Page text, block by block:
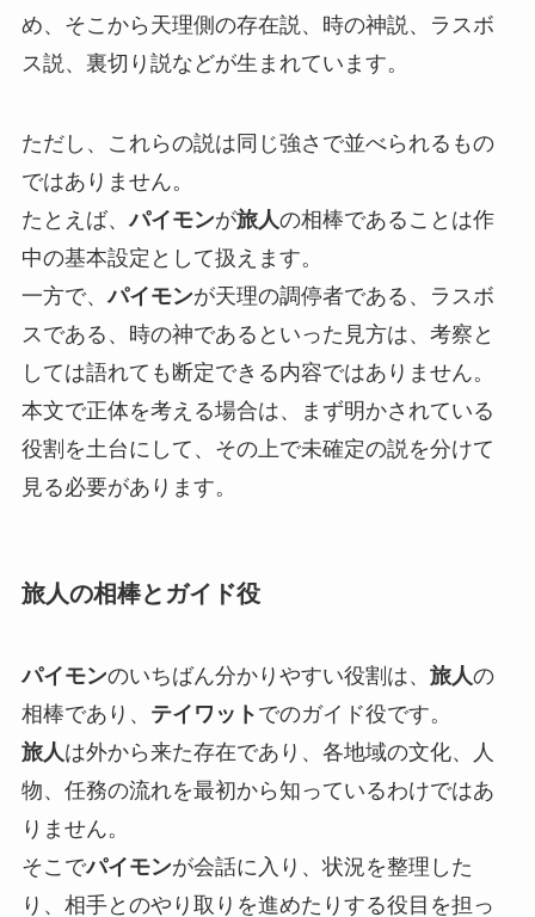
め、そこから天理側の存在説、時の神説、ラスボ
ス説、裏切り説などが生まれています。
ただし、これらの説は同じ強さで並べられるもの
ではありません。
たとえば、パイモンが旅人の相棒であることは作
中の基本設定として扱えます。
一方で、パイモンが天理の調停者である、ラスボ
スである、時の神であるといった見方は、考察と
しては語れても断定できる内容ではありません。
本文で正体を考える場合は、まず明かされている
役割を土台にして、その上で未確定の説を分けて
見る必要があります。
旅人の相棒とガイド役
パイモンのいちばん分かりやすい役割は、 旅人の
相棒であり、 テイワット でのガイド役です。
旅人は外から来た存在であり、各地域の文化、人
物、任務の流れを最初から知っているわけではあ
りません。
そこでパイモンが会話に入り、状況を整理した
り、相手とのやり取りを進めたりする役目を担っ